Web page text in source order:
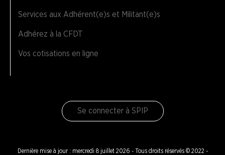
Services aux Adhérent(e)s et Militant(e)s
Adhérez à la CFDT
Vos cotisations en ligne
Se connecter à SPIP
Dernière mise à jour : mercredi 8 juillet 2026 - Tous droits réservés © 2022 -